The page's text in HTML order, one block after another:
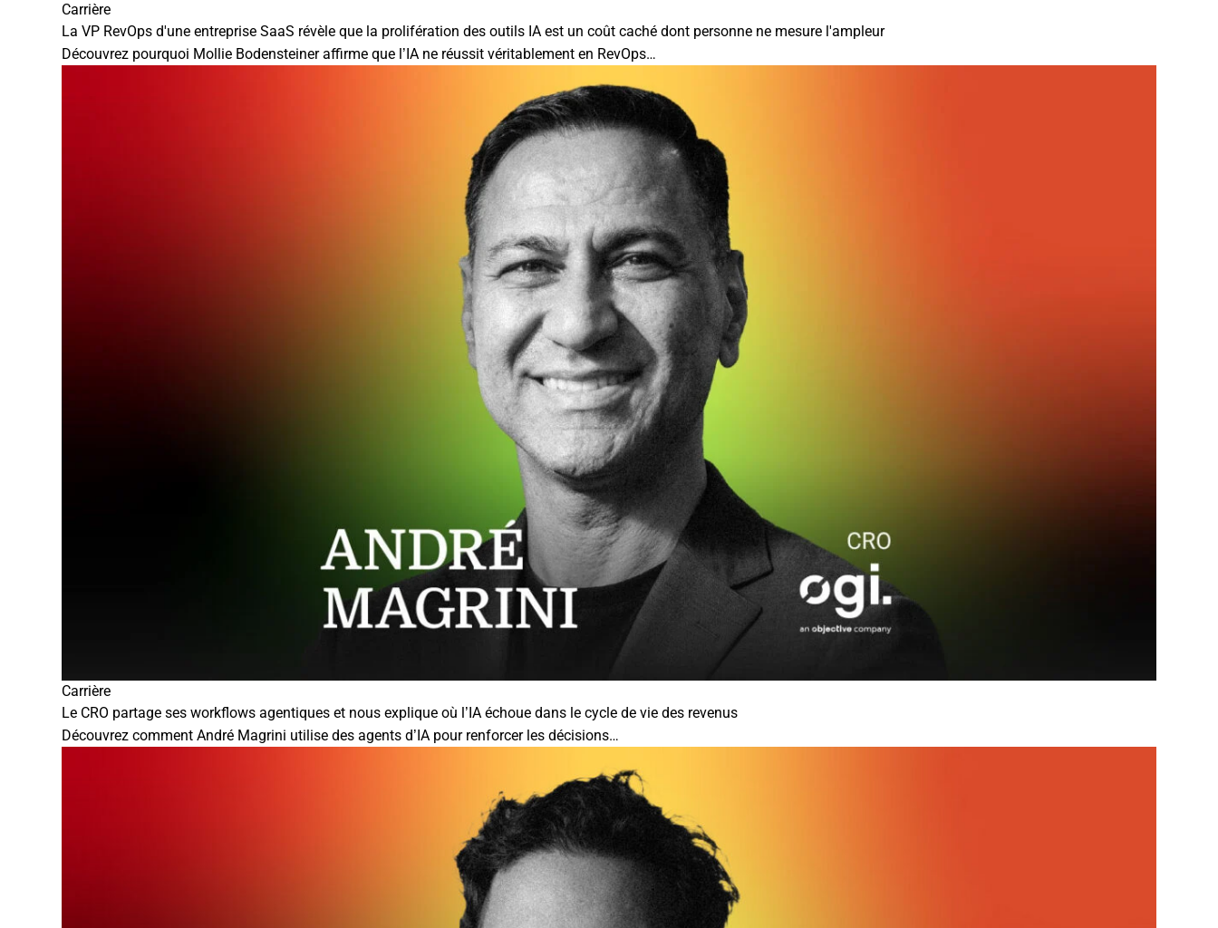
Carrière
La VP RevOps d'une entreprise SaaS révèle que la prolifération des outils IA est un coût caché dont personne ne mesure l'ampleur
Découvrez pourquoi Mollie Bodensteiner affirme que l’IA ne réussit véritablement en RevOps…
Carrière
Le CRO partage ses workflows agentiques et nous explique où l’IA échoue dans le cycle de vie des revenus
Découvrez comment André Magrini utilise des agents d’IA pour renforcer les décisions…